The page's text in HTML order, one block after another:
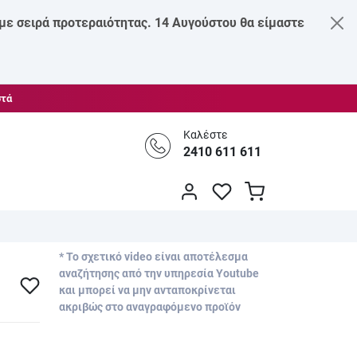
σειρά προτεραιότητας. 14 Αυγούστου θα είμαστε
Καλέστε
2410 611 611
* Το σχετικό video είναι αποτέλεσμα
αναζήτησης από την υπηρεσία Youtube
και μπορεί να μην ανταποκρίνεται
ακριβώς στο αναγραφόμενο προϊόν